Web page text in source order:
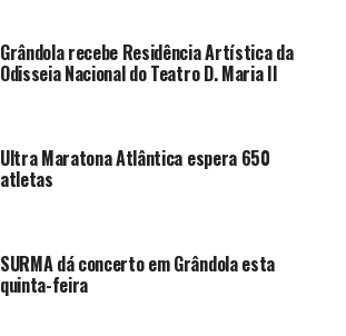
Grândola recebe Residência Artística da
Odisseia Nacional do Teatro D. Maria II
Ultra Maratona Atlântica espera 650
atletas
SURMA dá concerto em Grândola esta
quinta-feira